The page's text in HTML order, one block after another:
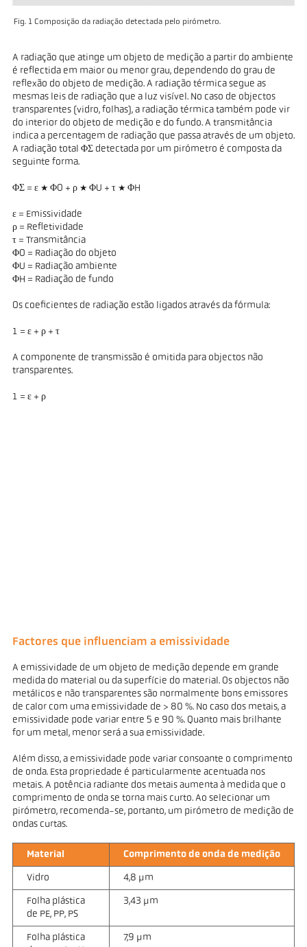
Fig. 1 Composição da radiação detectada pelo pirómetro.
A radiação que atinge um objeto de medição a partir do ambiente
é reflectida em maior ou menor grau, dependendo do grau de
reflexão do objeto de medição. A radiação térmica segue as
mesmas leis de radiação que a luz visível. No caso de objectos
transparentes (vidro, folhas), a radiação térmica também pode vir
do interior do objeto de medição e do fundo. A transmitância
indica a percentagem de radiação que passa através de um objeto.
A radiação total ΦΣ detectada por um pirómetro é composta da
seguinte forma.
ΦΣ = ε * ΦO + ρ * ΦU + τ * ΦH
ε = Emissividade
ρ = Refletividade
τ = Transmitância
ΦO = Radiação do objeto
ΦU = Radiação ambiente
ΦH = Radiação de fundo
Os coeficientes de radiação estão ligados através da fórmula:
1 = ε + ρ + τ
A componente de transmissão é omitida para objectos não
transparentes.
1 = ε + ρ
Factores que influenciam a emissividade
A emissividade de um objeto de medição depende em grande
medida do material ou da superfície do material. Os objectos não
metálicos e não transparentes são normalmente bons emissores
de calor com uma emissividade de > 80 %. No caso dos metais, a
emissividade pode variar entre 5 e 90 %. Quanto mais brilhante
for um metal, menor será a sua emissividade.
Além disso, a emissividade pode variar consoante o comprimento
de onda. Esta propriedade é particularmente acentuada nos
metais. A potência radiante dos metais aumenta à medida que o
comprimento de onda se torna mais curto. Ao selecionar um
pirómetro, recomenda-se, portanto, um pirómetro de medição de
ondas curtas.
Material Comprimento de onda de medição
Vidro 4,8 µm
Folha plástica
de PE, PP, PS
3,43 µm
Folha plástica
7,9 µm